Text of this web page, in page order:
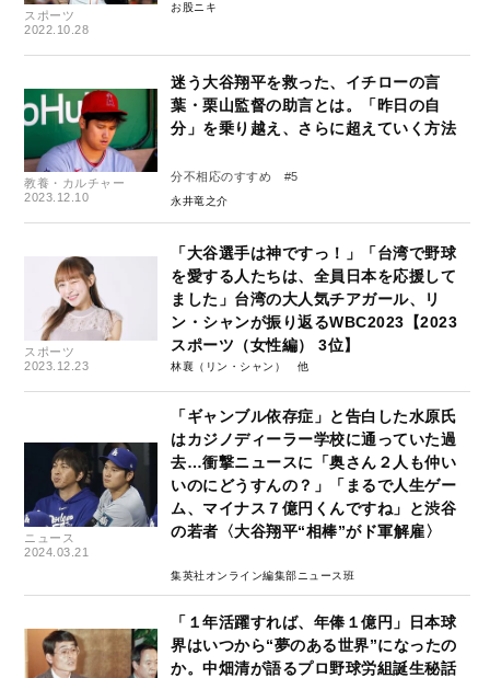
スポーツ
2022.10.28
お股ニキ
教養・カルチャー
2023.12.10
迷う大谷翔平を救った、イチローの言
葉・栗山監督の助言とは。「昨日の自
分」を乗り越え、さらに超えていく方法
分不相応のすすめ #5
永井竜之介
スポーツ
2023.12.23
「大谷選手は神ですっ！」「台湾で野球
を愛する人たちは、全員日本を応援して
ました」台湾の大人気チアガール、リ
ン・シャンが振り返るWBC2023【2023
スポーツ（女性編） 3位】
林襄（リン・シャン）
ニュース
2024.03.21
「ギャンブル依存症」と告白した水原氏
はカジノディーラー学校に通っていた過
去…衝撃ニュースに「奥さん２人も仲い
いのにどうすんの？」「まるで人生ゲー
ム、マイナス７億円くんですね」と渋谷
の若者〈大谷翔平“相棒”がド軍解雇〉
集英社オンライン編集部ニュース班
「１年活躍すれば、年俸１億円」日本球
界はいつから“夢のある世界”になったの
か。中畑清が語るプロ野球労組誕生秘話